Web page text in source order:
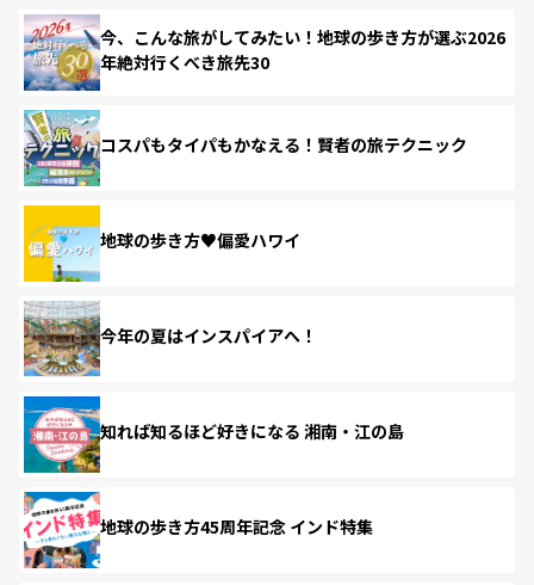
今、こんな旅がしてみたい！地球の歩き方が選ぶ2026
年絶対行くべき旅先30
コスパもタイパもかなえる！賢者の旅テクニック
地球の歩き方♥偏愛ハワイ
今年の夏はインスパイアへ！
知れば知るほど好きになる 湘南・江の島
地球の歩き方45周年記念 インド特集